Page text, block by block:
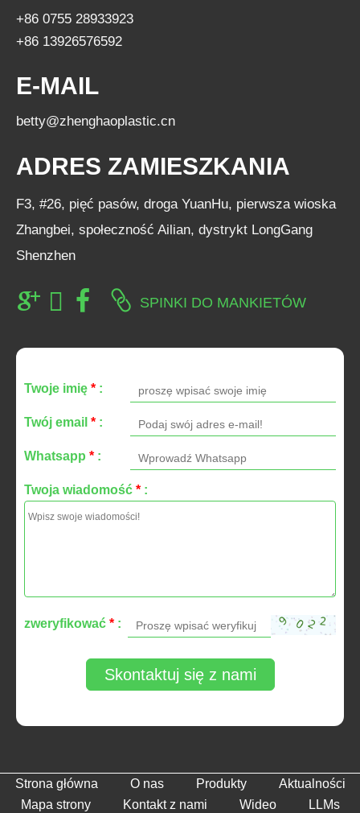
+86 0755 28933923
+86 13926576592
E-MAIL
betty@zhenghaoplastic.cn
ADRES ZAMIESZKANIA
F3, #26, pięć pasów, droga YuanHu, pierwsza wioska
Zhangbei, społeczność Ailian, dystrykt LongGang
Shenzhen
SPINKI DO MANKIETÓW
Twoje imię * :
Twój email * :
Whatsapp * :
Twoja wiadomość * :
zweryfikować * :
Skontaktuj się z nami
Strona główna O nas Produkty
Aktualności
Mapa strony
Kontakt z nami Wideo LLMs